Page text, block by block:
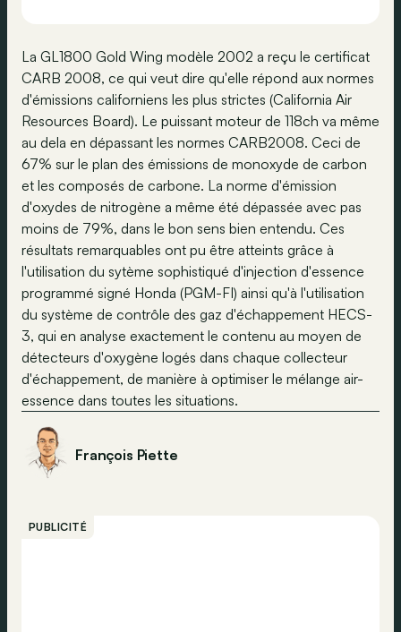
La GL1800 Gold Wing modèle 2002 a reçu le certificat
CARB 2008, ce qui veut dire qu'elle répond aux normes
d'émissions californiens les plus strictes (California Air
Resources Board). Le puissant moteur de 118ch va même
au dela en dépassant les normes CARB2008. Ceci de
67% sur le plan des émissions de monoxyde de carbon
et les composés de carbone. La norme d'émission
d'oxydes de nitrogène a même été dépassée avec pas
moins de 79%, dans le bon sens bien entendu. Ces
résultats remarquables ont pu être atteints grâce à
l'utilisation du sytème sophistiqué d'injection d'essence
programmé signé Honda (PGM-FI) ainsi qu'à l'utilisation
du système de contrôle des gaz d'échappement HECS-
3, qui en analyse exactement le contenu au moyen de
détecteurs d'oxygène logés dans chaque collecteur
d'échappement, de manière à optimiser le mélange air-
essence dans toutes les situations.
François Piette
PUBLICITÉ